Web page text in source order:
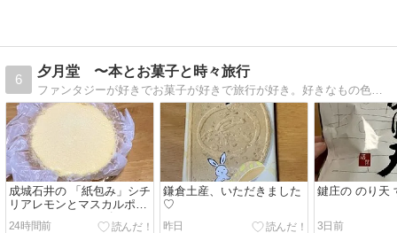
6
夕月堂 〜本とお菓子と時々旅行
ファンタジーが好きでお菓子が好きで旅行が好き。好きなもの色々、気の向くままに綴っています。
成城石井の 「紙包み」シチ
リアレモンとマスカルポー
ネのベイクドチーズケーキ
24時間前
鎌倉土産、いただきました
♡
昨日
鍵庄の のり天
3日前